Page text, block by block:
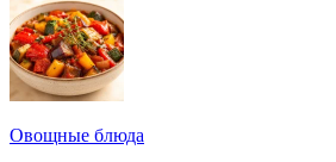
Овощные блюда